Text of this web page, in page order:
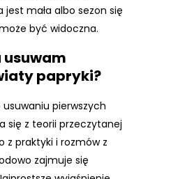
jest mała albo sezon się
być widoczna.
usuwam
papryki?
pierwszych
się z teorii przeczytanej
z praktyki i rozmów z
zajmuje się